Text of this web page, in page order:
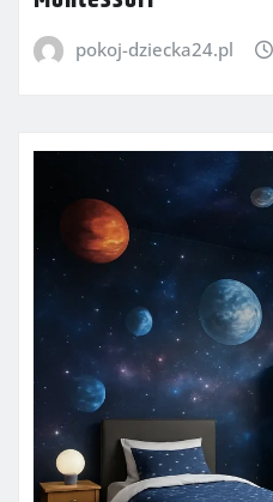
pokoj-dziecka24.pl